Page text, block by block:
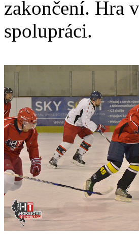
zakončení. Hra
spolupráci.